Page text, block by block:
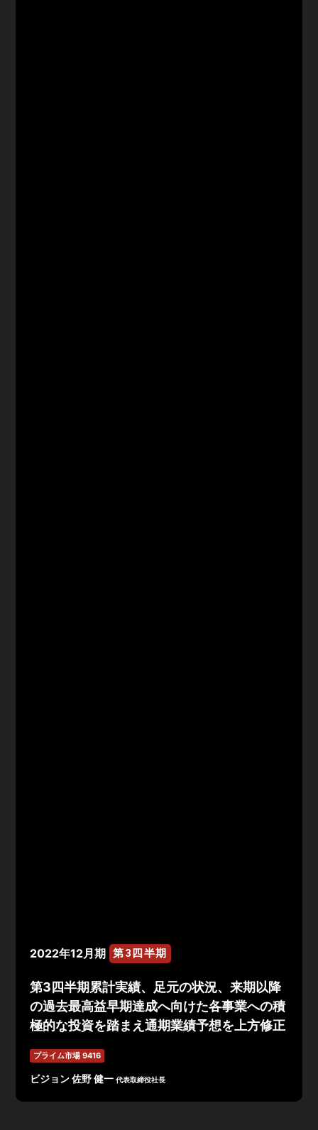
2022年12月期 第3四半期
第3四半期累計実績、足元の状況、来期以降
の過去最高益早期達成へ向けた各事業への積
極的な投資を踏まえ通期業績予想を上方修正
プライム市場 9416
ビジョン 佐野 健一代表取締役社長